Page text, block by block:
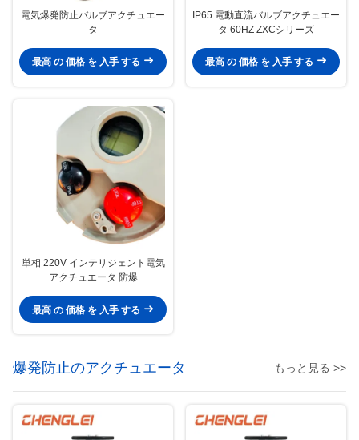
電気爆発防止バルブアクチュエー
タ
最高 の 価格 を 入手 する
IP65 電動直流バルブアクチュエー
タ 60HZ ZXCシリーズ
最高 の 価格 を 入手 する
単相 220V インテリジェント電気
アクチュエータ 防爆
最高 の 価格 を 入手 する
爆発防止のアクチュエータ もっと見る >>